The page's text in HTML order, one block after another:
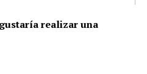
realizar una